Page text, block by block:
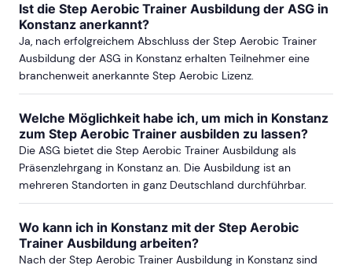
Ist die Step Aerobic Trainer Ausbildung der ASG in
Konstanz anerkannt?
Ja, nach erfolgreichem Abschluss der Step Aerobic Trainer
Ausbildung der ASG in Konstanz erhalten Teilnehmer eine
branchenweit anerkannte Step Aerobic Lizenz.
Welche Möglichkeit habe ich, um mich in Konstanz
zum Step Aerobic Trainer ausbilden zu lassen?
Die ASG bietet die Step Aerobic Trainer Ausbildung als
Präsenzlehrgang in Konstanz an. Die Ausbildung ist an
mehreren Standorten in ganz Deutschland durchführbar.
Wo kann ich in Konstanz mit der Step Aerobic
Trainer Ausbildung arbeiten?
Nach der Step Aerobic Trainer Ausbildung in Konstanz sind